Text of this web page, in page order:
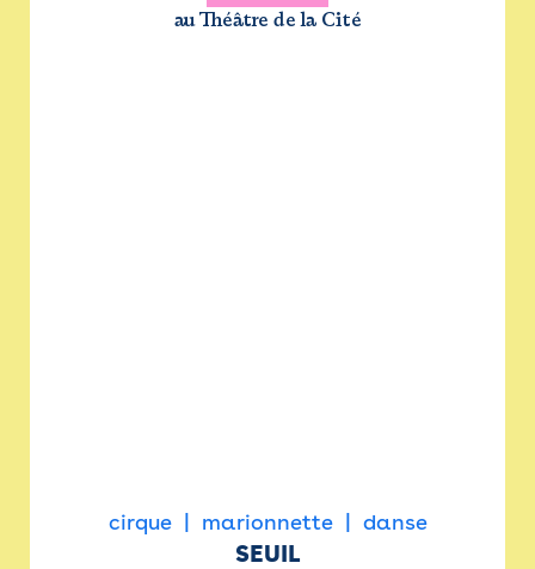
au Théâtre de la Cité
cirque marionnette danse
SEUIL